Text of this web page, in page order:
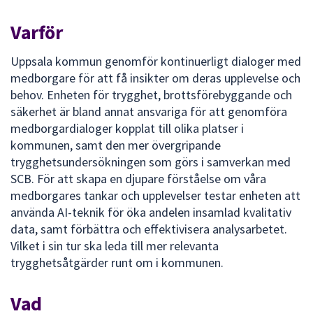
dem.
Varför
Uppsala kommun genomför kontinuerligt dialoger med
medborgare för att få insikter om deras upplevelse och
behov. Enheten för trygghet, brottsförebyggande och
säkerhet är bland annat ansvariga för att genomföra
medborgardialoger kopplat till olika platser i
kommunen, samt den mer övergripande
trygghetsundersökningen som görs i samverkan med
SCB. För att skapa en djupare förståelse om våra
medborgares tankar och upplevelser testar enheten att
använda AI-teknik för öka andelen insamlad kvalitativ
data, samt förbättra och effektivisera analysarbetet.
Vilket i sin tur ska leda till mer relevanta
trygghetsåtgärder runt om i kommunen.
Vad